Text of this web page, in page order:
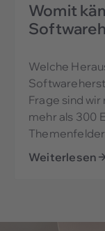
Womit
Welche
Frage sind
mehr als 300
Weiterlesen